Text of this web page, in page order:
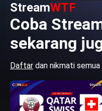
StreamWTF
Coba
sekarang
Daftar dan nikmati